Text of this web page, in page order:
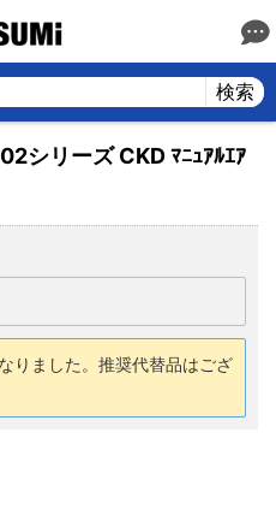
検索
シリーズ CKD ﾏﾆｭｱﾙｴｱ
りました。 推奨代替品はござ